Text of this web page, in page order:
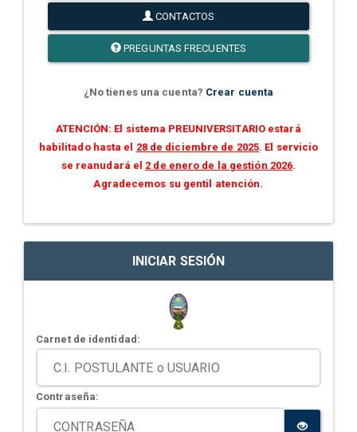
CONTACTOS
PREGUNTAS FRECUENTES
¿No tienes una cuenta? Crear cuenta
ATENCIÓN: El sistema PREUNIVERSITARIO estará
habilitado hasta el 28 de diciembre de 2025. El servicio
se reanudará el 2 de enero de la gestión 2026.
Agradecemos su gentil atención.
INICIAR SESIÓN
Carnet de identidad:
Contraseña: